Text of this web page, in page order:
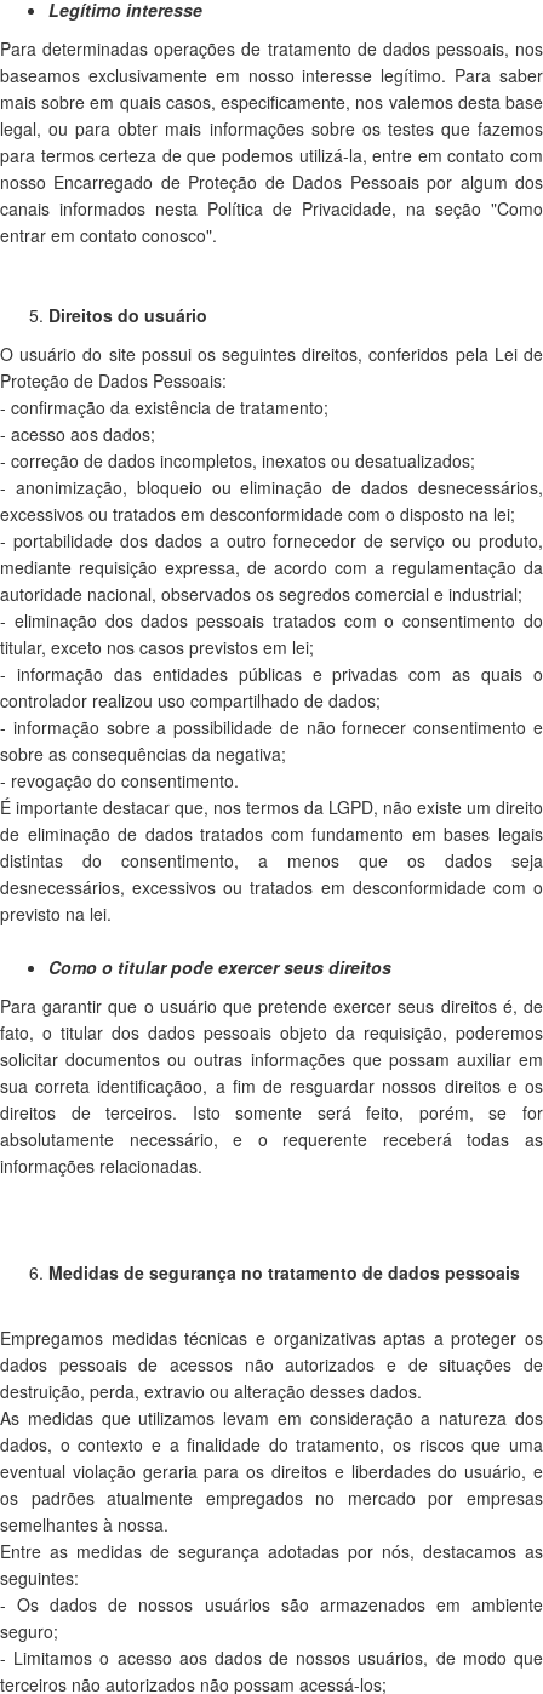
Legítimo interesse
Para determinadas operações de tratamento de dados pessoais, nos
baseamos exclusivamente em nosso interesse legítimo. Para saber
mais sobre em quais casos, especificamente, nos valemos desta base
legal, ou para obter mais informações sobre os testes que fazemos
para termos certeza de que podemos utilizá-la, entre em contato com
nosso Encarregado de Proteção de Dados Pessoais por algum dos
canais informados nesta Política de Privacidade, na seção "Como
entrar em contato conosco".
Direitos do usuário
O usuário do site possui os seguintes direitos, conferidos pela Lei de
Proteção de Dados Pessoais:
- confirmação da existência de tratamento;
- acesso aos dados;
- correção de dados incompletos, inexatos ou desatualizados;
- anonimização, bloqueio ou eliminação de dados desnecessários,
excessivos ou tratados em desconformidade com o disposto na lei;
- portabilidade dos dados a outro fornecedor de serviço ou produto,
mediante requisição expressa, de acordo com a regulamentação da
autoridade nacional, observados os segredos comercial e industrial;
- eliminação dos dados pessoais tratados com o consentimento do
titular, exceto nos casos previstos em lei;
- informação das entidades públicas e privadas com as quais o
controlador realizou uso compartilhado de dados;
- informação sobre a possibilidade de não fornecer consentimento e
sobre as consequências da negativa;
- revogação do consentimento.
É importante destacar que, nos termos da LGPD, não existe um direito
de eliminação de dados tratados com fundamento em bases legais
distintas do consentimento, a menos que os dados seja
desnecessários, excessivos ou tratados em desconformidade com o
previsto na lei.
Como o titular pode exercer seus direitos
Para garantir que o usuário que pretende exercer seus direitos é, de
fato, o titular dos dados pessoais objeto da requisição, poderemos
solicitar documentos ou outras informações que possam auxiliar em
sua correta identificaçãoo, a fim de resguardar nossos direitos e os
direitos de terceiros. Isto somente será feito, porém, se for
absolutamente necessário, e o requerente receberá todas as
informações relacionadas.
Medidas de segurança no tratamento de dados pessoais
Empregamos medidas técnicas e organizativas aptas a proteger os
dados pessoais de acessos não autorizados e de situações de
destruição, perda, extravio ou alteração desses dados.
As medidas que utilizamos levam em consideração a natureza dos
dados, o contexto e a finalidade do tratamento, os riscos que uma
eventual violação geraria para os direitos e liberdades do usuário, e
os padrões atualmente empregados no mercado por empresas
semelhantes à nossa.
Entre as medidas de segurança adotadas por nós, destacamos as
seguintes:
- Os dados de nossos usuários são armazenados em ambiente
seguro;
- Limitamos o acesso aos dados de nossos usuários, de modo que
terceiros não autorizados não possam acessá-los;